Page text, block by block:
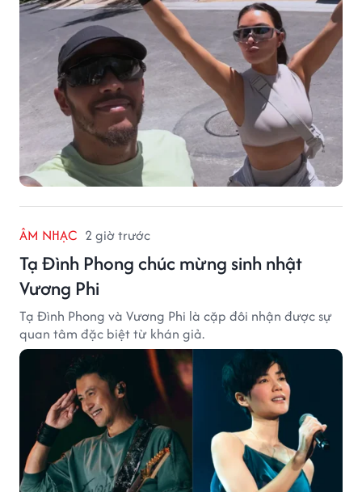
ÂM NHẠC 2 giờ trước
Tạ Đình Phong chúc mừng sinh nhật
Vương Phi
Tạ Đình Phong và Vương Phi là cặp đôi nhận được sự
quan tâm đặc biệt từ khán giả.